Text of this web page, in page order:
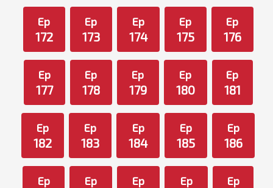
Ep
172
Ep
173
Ep
174
Ep
175
Ep
176
Ep
177
Ep
178
Ep
179
Ep
180
Ep
181
Ep
182
Ep
183
Ep
184
Ep
185
Ep
186
Ep Ep Ep Ep Ep